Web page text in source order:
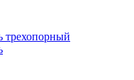
трехопорный